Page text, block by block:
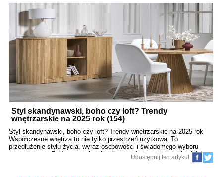
przed podjęciem decyzji zakupowej. 1. Przeznaczenie narożnika Do
codziennego spania Jeśli narożnik ma służyć jako łóżko na co dzień,
ważna będzie jakość mechanizmu rozkładania oraz typ materaca.
Wybieraj modele z materacem bonellowym, piankowym HR lub
sprężynami kieszeniowymi – zapewniają komfort snu zbliżony do
łóżka. Do wypoczynku i spotkań Gdy zależy Ci przede wszystkim na
wygodnym miejscu do siedzenia i spędzania czasu z rodziną czy
gośćmi, postaw na komfo
Styl skandynawski, boho czy loft? Trendy
wnętrzarskie na 2025 rok (154)
Styl skandynawski, boho czy loft? Trendy wnętrzarskie na 2025 rok
Współczesne wnętrza to nie tylko przestrzeń użytkowa. To
przedłużenie stylu życia, wyraz osobowości i świadomego wyboru
estetycznego. Dziś coraz więcej osób – zarówno projektantów, jak i
klientów indywidualnych – poszukuje wnętrz z charakterem. Styl
Udostępnij ten artykuł